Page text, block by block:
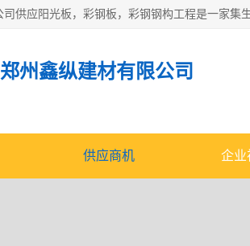
郑州鑫纵建材有限公司
供应商机 企业